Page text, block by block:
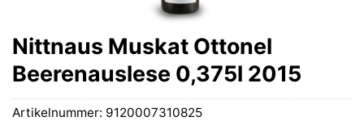
Nittnaus Muskat Ottonel
Beerenauslese 0,375l 2015
Artikelnummer: 9120007310825